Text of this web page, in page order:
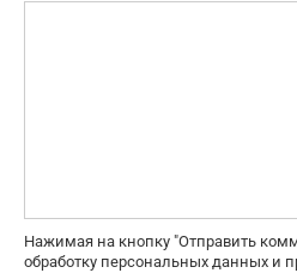
Нажимая на кнопку "Отправить
обработку персональных данных и